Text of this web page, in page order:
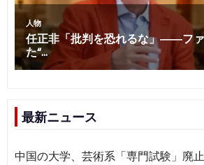
最新ニュース
中国の大学、芸術系「専門試験」廃